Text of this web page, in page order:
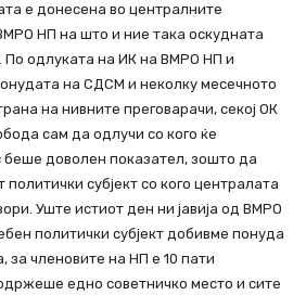
е донесена во централните
НП на што и ние така оскудната
По одлуката на ИК на ВМРО НП и
на СДСМ и неколку месечното
на нивните преговарачи, секој ОК
сам да одлучи со кого ќе
беше доволен показател, зошто да
субјект со кого централата
Уште истиот ден ни јавија од ВМРО
политички субјект добивме понуда
за членовите на НП е 10 пати
едно советничко место и сите